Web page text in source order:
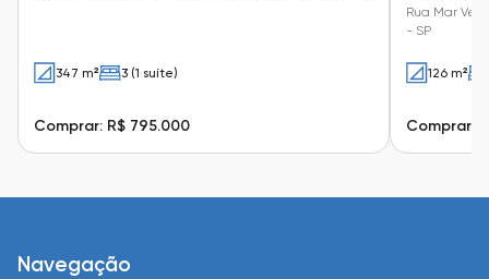
347 m² 3 (1 suíte)
Comprar: R$ 795.000
Rua Mar
- SP
126 m²
Comprar:
Navegação